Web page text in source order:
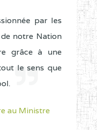
par les
notre Nation
grâce à une
le sens que
au Ministre